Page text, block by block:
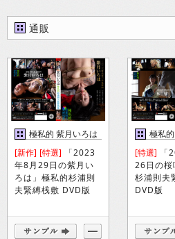
通販
極私的 紫月いろは
DVD
[新作] [特選] 「2023
年8月29日の紫月い
ろは」極私的杉浦則
夫緊縛桟敷 DVD版
極私
[特選] 「
26日の桜
杉浦則夫
DVD版